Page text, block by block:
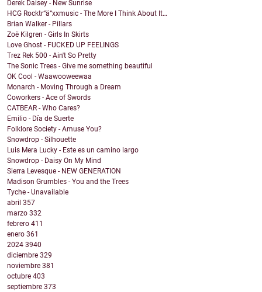
Derek Daisey - New Sunrise
HCG Rocktr“ä“xxmusic - The More I Think About It…
Brian Walker - Pillars
Zoë Kilgren - Girls In Skirts
Love Ghost - FUCKED UP FEELINGS
Trez Rek 500 - Ain't So Pretty
The Sonic Trees - Give me something beautiful
OK Cool - Waawooweewaa
Monarch - Moving Through a Dream
Coworkers - Ace of Swords
CATBEAR - Who Cares?
Emilio - Día de Suerte
Folklore Society - Amuse You?
Snowdrop - Silhouette
Luis Mera Lucky - Este es un camino largo
Snowdrop - Daisy On My Mind
Sierra Levesque - NEW GENERATION
Madison Grumbles - You and the Trees
Tyche - Unavailable
abril 357
marzo 332
febrero 411
enero 361
2024 3940
diciembre 329
noviembre 381
octubre 403
septiembre 373